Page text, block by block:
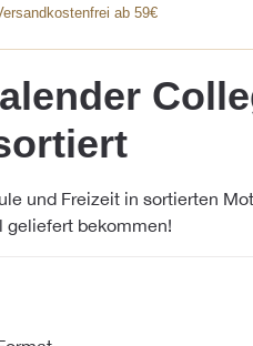
ab 59€
und Freizeit in sortierten
geliefert bekommen!